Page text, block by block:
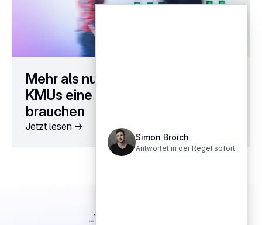
Simon Broich
Antwortet in der Regel sofort
Mehr als nur ein Logo: Warum
KMUs eine solide Markenidentität
brauchen
Jetzt lesen ->
TESTIMONIALS